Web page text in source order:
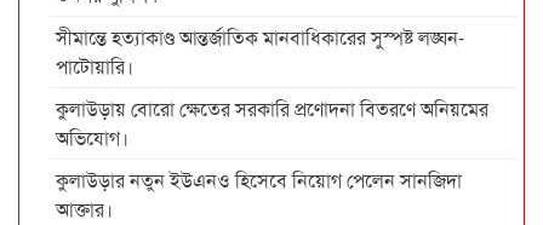
সীমান্তে হত্যাকাণ্ড আন্তর্জাতিক মানবাধিকারের সুস্পষ্ট লঙ্ঘন-
পাটোয়ারি।
কুলাউড়ায় বোরো ক্ষেতের সরকারি প্রণোদনা বিতরণে অনিয়মের
অভিযোগ।
কুলাউড়ার নতুন ইউএনও হিসেবে নিয়োগ পেলেন সানজিদা
আক্তার।